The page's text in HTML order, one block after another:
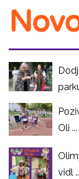
Oli ...
vidl